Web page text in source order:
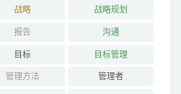
战略 战略规划
报告 沟通
目标 目标管理
管理方法 管理者